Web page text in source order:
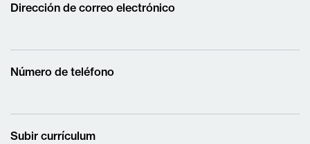
Dirección de correo electrónico
Número de teléfono
Subir currículum